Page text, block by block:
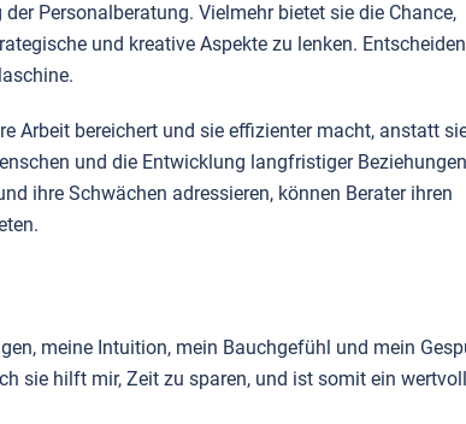
Personalberatung. Vielmehr bietet sie die Chance,
und kreative Aspekte zu lenken.
Arbeit bereichert und sie effizienter macht, anstatt
und die Entwicklung langfristiger Beziehungen
ihre Schwächen adressieren, können Berater ihren
meine Intuition, mein Bauchgefühl und mein
sie hilft mir, Zeit zu sparen, und ist somit ein